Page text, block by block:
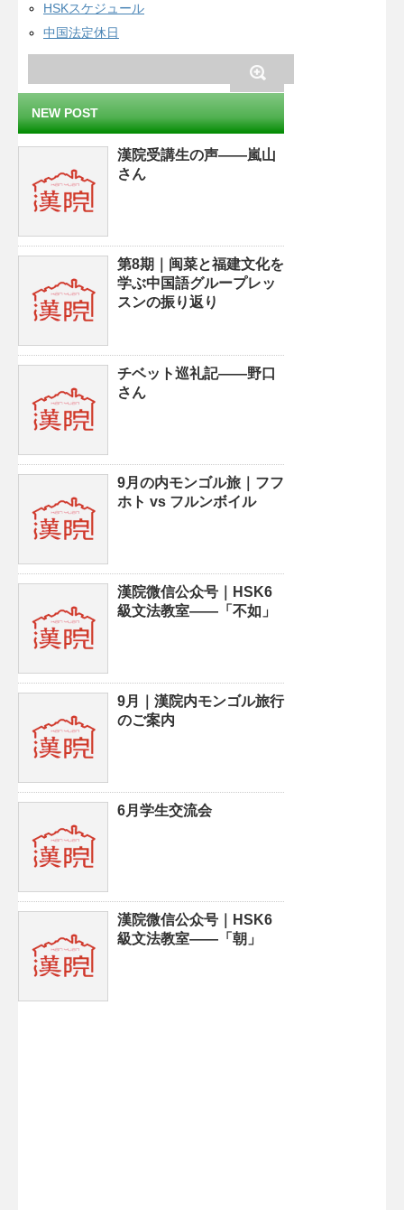
HSKスケジュール
中国法定休日
NEW POST
漢院受講生の声——嵐山
さん
第8期｜闽菜と福建文化を
学ぶ中国語グループレッ
スンの振り返り
チベット巡礼記——野口
さん
9月の内モンゴル旅｜フフ
ホト vs フルンボイル
漢院微信公众号｜HSK6
級文法教室——「不如」
9月｜漢院内モンゴル旅行
のご案内
6月学生交流会
漢院微信公众号｜HSK6
級文法教室——「朝」